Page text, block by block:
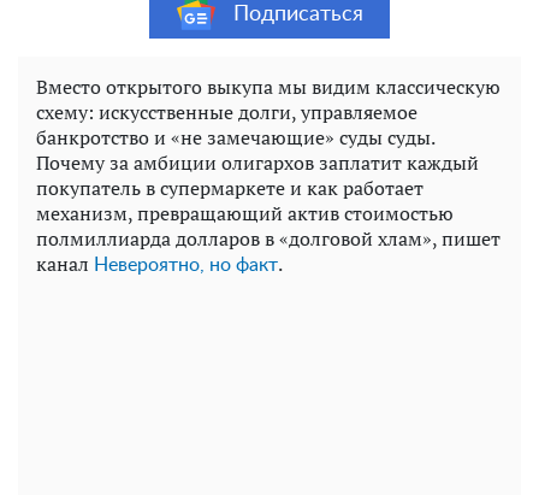
Подписаться
Вместо открытого выкупа мы видим классическую
схему: искусственные долги, управляемое
банкротство и «не замечающие» суды суды.
Почему за амбиции олигархов заплатит каждый
покупатель в супермаркете и как работает
механизм, превращающий актив стоимостью
полмиллиарда долларов в «долговой хлам», пишет
канал Невероятно, но факт.